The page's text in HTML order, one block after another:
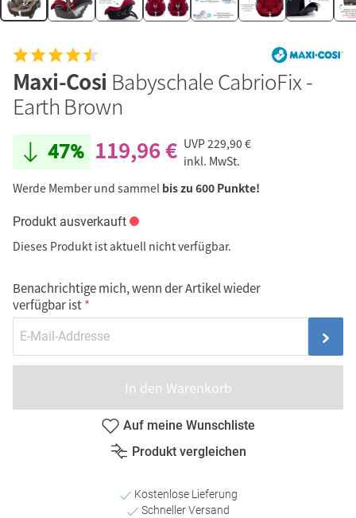
Maxi-Cosi Babyschale CabrioFix -
Earth Brown
47% 119,96 € UVP229,90 €
inkl. MwSt.
Werde Member und sammel bis zu 600 Punkte!
Produkt ausverkauft
Dieses Produkt ist aktuell nicht verfügbar.
Benachrichtige mich, wenn der Artikel wieder
verfügbar ist
In den Warenkorb
Auf meine Wunschliste
Produkt vergleichen
Kostenlose Lieferung
Schneller Versand